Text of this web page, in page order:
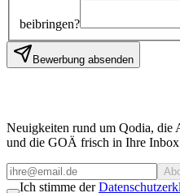
beibringen?
Bewerbung absenden
Neuigkeiten rund um Qodia, die
und die GOÄ frisch in Ihre
Ich stimme der